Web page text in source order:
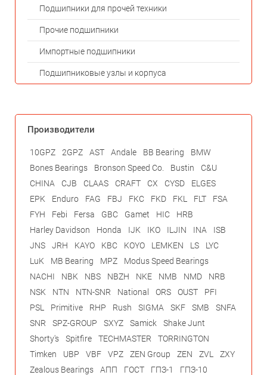
Подшипники для прочей техники
Прочие подшипники
Импортные подшипники
Подшипниковые узлы и корпуса
Производители
10GPZ 2GPZ AST Andale BB Bearing
BMW
Bones Bearings
Bronson Speed Co. Bustin
C&U
CHINA
CJB CLAAS CRAFT CX CYSD
ELGES
EPK
Enduro FAG FBJ FKC FKD FKL FLT
FSA
FYH
Febi Fersa GBC Gamet HIC
HRB
Harley Davidson
Honda IJK IKO ILJIN INA
ISB
JNS
JRH KAYO KBC KOYO LEMKEN LS
LYC
LuK
MB Bearing MPZ
Modus Speed Bearings
NACHI
NBK NBS NBZH NKE NMB NMD
NRB
NSK
NTN NTN-SNR National ORS OUST
PFI
PSL
Primitive RHP Rush SIGMA SKF SMB
SNFA
SNR
SPZ-GROUP SXYZ Samick
Shake Junt
Shorty's
Spitfire TECHMASTER
TORRINGTON
Timken
UBP VBF VPZ ZEN Group ZEN ZVL
ZXY
Zealous Bearings
АПП ГОСТ ГПЗ-1
ГПЗ-10